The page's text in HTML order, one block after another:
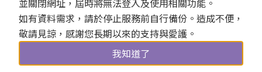
並關閉網址，屆時將無法登入及使用相關功能。
如有資料需求，請於停止服務前自行備份。造成不便，
敬請見諒，感謝您長期以來的支持與愛護。
我知道了